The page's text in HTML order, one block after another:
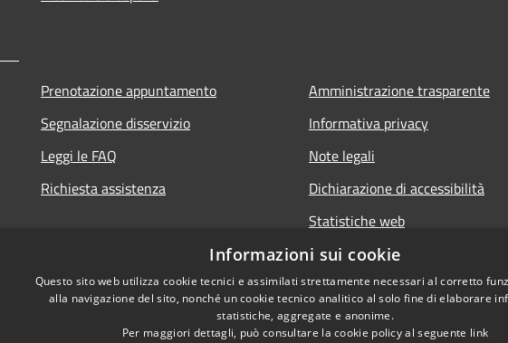
Prenotazione appuntamento
Segnalazione disservizio
Leggi le FAQ
Richiesta assistenza
Amministrazione trasparente
Informativa privacy
Note legali
Dichiarazione di accessibilità
Statistiche web
Informazioni sui cookie
Questo sito web utilizza cookie tecnici e assimilati strettamente necessari al corretto
alla navigazione del sito, nonché un cookie tecnico analitico al solo fine di elaborare
statistiche, aggregate e anonime.
Per maggiori dettagli, può consultare la cookie policy al seguente link